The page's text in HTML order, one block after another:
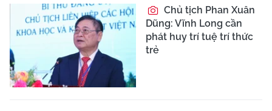
Chủ tịch Phan Xuân
Dũng: Vĩnh Long cần
phát huy trí tuệ trí thức
trẻ